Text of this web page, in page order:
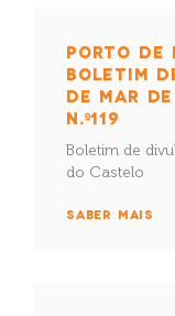
PORTO DE
BOLETIM
DE MAR
N.º119
Boletim de
do Castelo
SABER MAIS